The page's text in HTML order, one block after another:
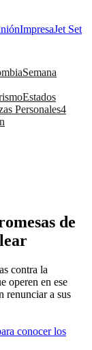
ImpresaJet Set
Semana
Estados
Personales4
de
contra la
operen en ese
renunciar a sus
conocer los